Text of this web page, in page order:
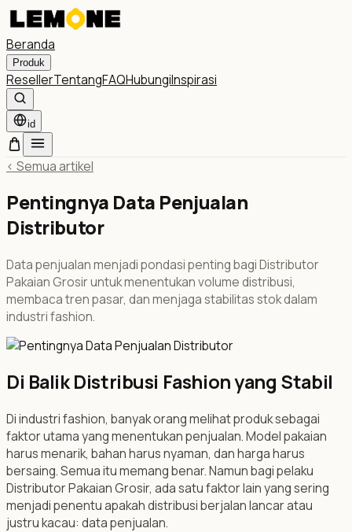
Beranda
Produk
ResellerTentangFAQHubungiInspirasi
id
< Semua artikel
Pentingnya Data Penjualan
Distributor
Data penjualan menjadi pondasi penting bagi Distributor
Pakaian Grosir untuk menentukan volume distribusi,
membaca tren pasar, dan menjaga stabilitas stok dalam
industri fashion.
Di Balik Distribusi Fashion yang Stabil
Di industri fashion, banyak orang melihat produk sebagai
faktor utama yang menentukan penjualan. Model pakaian
harus menarik, bahan harus nyaman, dan harga harus
bersaing. Semua itu memang benar. Namun bagi pelaku
Distributor Pakaian Grosir, ada satu faktor lain yang sering
menjadi penentu apakah distribusi berjalan lancar atau
justru kacau: data penjualan.